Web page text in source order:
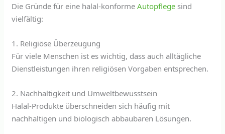
Die Gründe für eine halal-konformeAutopflege sind
vielfältig:
1. Religiöse Überzeugung
Für viele Menschen ist es wichtig, dass auch alltägliche
Dienstleistungen ihren religiösen Vorgaben entsprechen.
2. Nachhaltigkeit und Umweltbewusstsein
Halal-Produkte überschneiden sich häufig mit
nachhaltigen und biologisch abbaubaren Lösungen.